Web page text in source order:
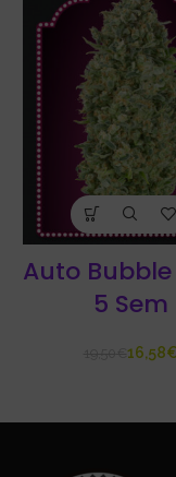
Auto
5 Sem
16,58